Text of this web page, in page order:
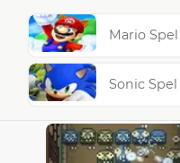
Mario Spel
Sonic Spel